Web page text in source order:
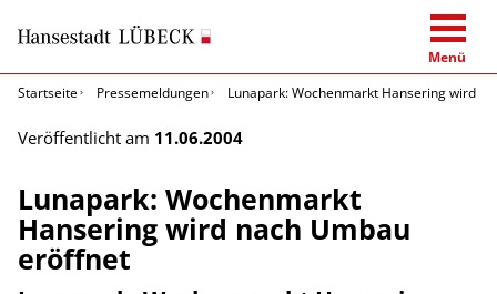
Menü
Startseite
Pressemeldungen Lunapark: Wochenmarkt Hansering wird
Veröffentlicht am 11.06.2004
Lunapark: Wochenmarkt
Hansering wird nach Umbau
eröffnet